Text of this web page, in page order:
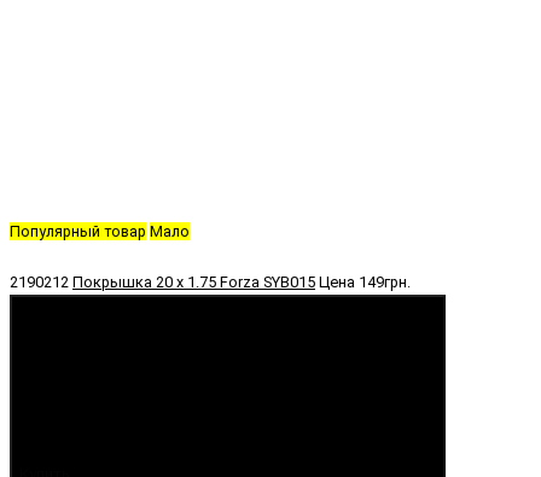
Популярный товар Мало
2190212 Покрышка 20 х 1.75 Forza SYB015 Цена 149грн.